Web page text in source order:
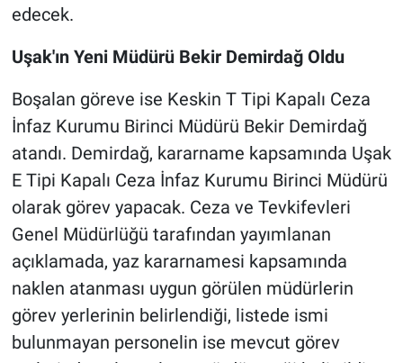
edecek.
Uşak'ın Yeni Müdürü Bekir Demirdağ Oldu
Boşalan göreve ise Keskin T Tipi Kapalı Ceza
İnfaz Kurumu Birinci Müdürü Bekir Demirdağ
atandı. Demirdağ, kararname kapsamında Uşak
E Tipi Kapalı Ceza İnfaz Kurumu Birinci Müdürü
olarak görev yapacak. Ceza ve Tevkifevleri
Genel Müdürlüğü tarafından yayımlanan
açıklamada, yaz kararnamesi kapsamında
naklen atanması uygun görülen müdürlerin
görev yerlerinin belirlendiği, listede ismi
bulunmayan personelin ise mevcut görev